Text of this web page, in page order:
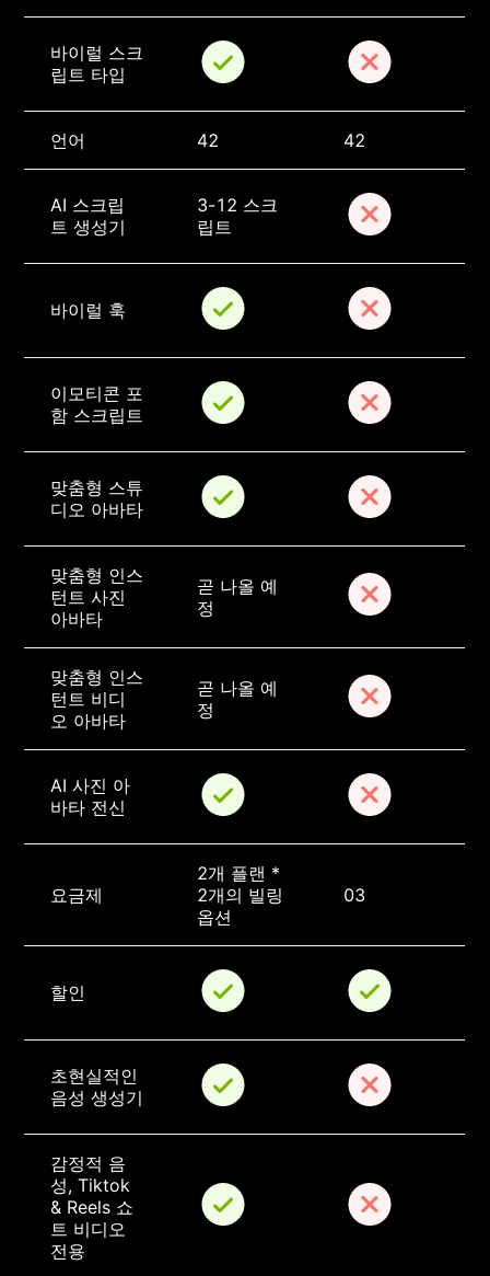
바이럴 스크
립트 타입
언어 42 42
AI 스크립
트 생성기
3-12 스크
립트
바이럴 훅
이모티콘 포
함 스크립트
맞춤형 스튜
디오 아바타
맞춤형 인스
턴트 사진
아바타
곧 나올 예
정
맞춤형 인스
턴트 비디
오 아바타
곧 나올 예
정
AI 사진 아
바타 전신
요금제
2개 플랜 *
2개의 빌링
옵션
03
할인
초현실적인
음성 생성기
감정적 음
성, Tiktok
& Reels 쇼
트 비디오
전용